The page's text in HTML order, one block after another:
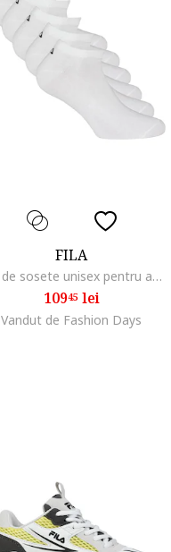
FILA
Set de sosete unisex pentru antrenament - 6 perechi
10945lei
Vandut de Fashion Days